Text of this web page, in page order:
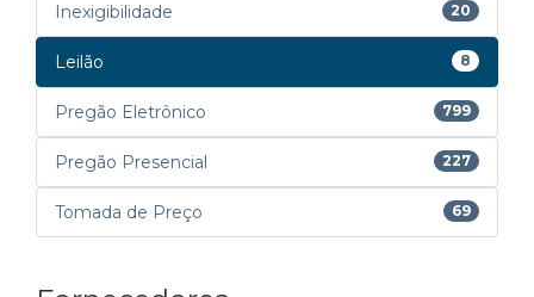
Inexigibilidade 20
Leilão 8
Pregão Eletrônico 799
Pregão Presencial 227
Tomada de Preço 69